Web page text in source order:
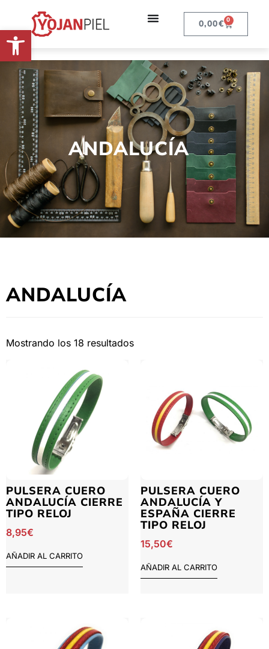
Abrir barra de herramientas 0,00€ 0
ANDALUCÍA
ANDALUCÍA
Mostrando los 18 resultados
PULSERA CUERO
ANDALUCÍA CIERRE
TIPO RELOJ
8,95€
AÑADIR AL CARRITO
PULSERA CUERO
ANDALUCÍA Y
ESPAÑA CIERRE
TIPO RELOJ
15,50€
AÑADIR AL CARRITO